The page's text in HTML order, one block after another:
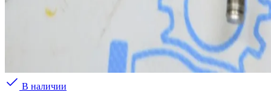
В наличии